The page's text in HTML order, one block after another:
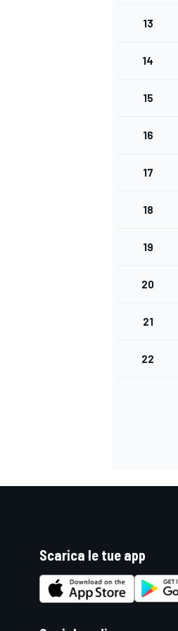
13
14
15
16
17
18
19
20
21
22
Scarica le tue app